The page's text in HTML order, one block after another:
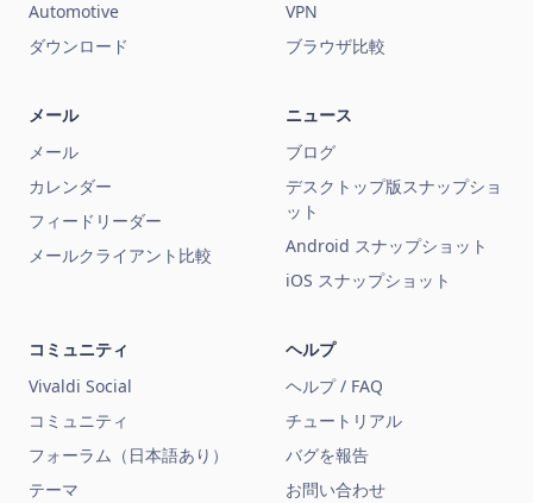
Automotive
ダウンロード
VPN
ブラウザ比較
メール
メール
カレンダー
フィードリーダー
メールクライアント比較
ニュース
ブログ
デスクトップ版スナップショ
ット
Android スナップショット
iOS スナップショット
コミュニティ
Vivaldi Social
コミュニティ
フォーラム（日本語あり）
テーマ
ヘルプ
ヘルプ / FAQ
チュートリアル
バグを報告
お問い合わせ